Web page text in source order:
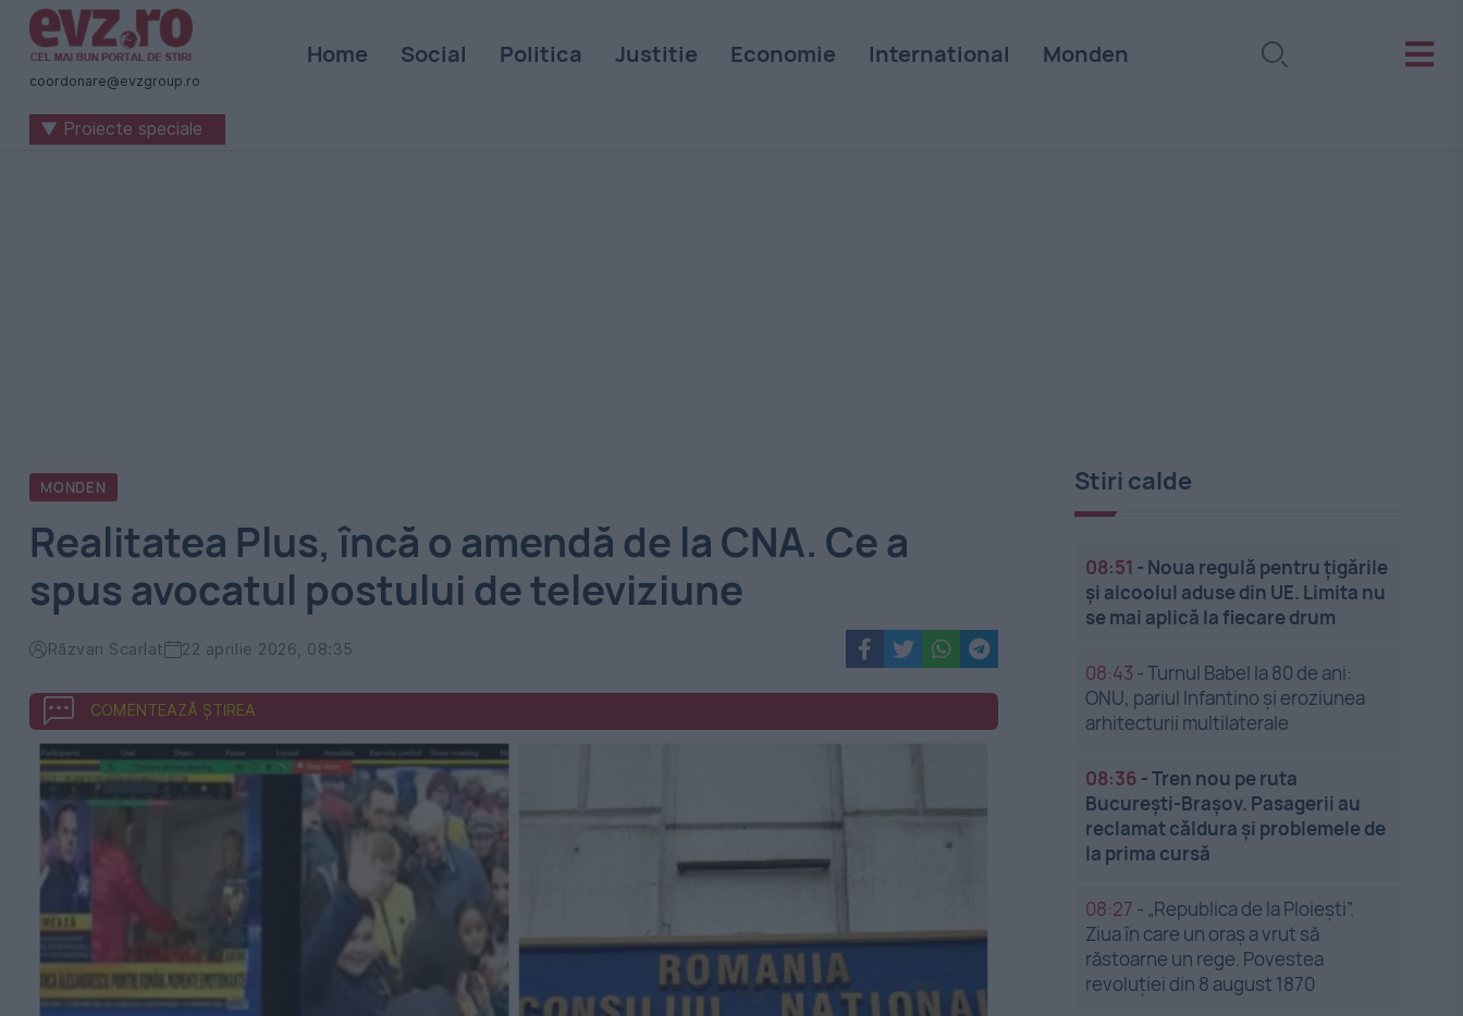
Știri
naționale
internaționale
coordonare@evzgroup.ro
Home Social Politica Justitie Economie International Monden
▼ Proiecte speciale
MONDEN
Realitatea Plus, încă o amendă de la CNA. Ce a
spus avocatul postului de televiziune
Răzvan Scarlat 22 aprilie 2026, 08:35
COMENTEAZĂ ȘTIREA
Stiri calde
08:51 - Noua regulă pentru țigările
și alcoolul aduse din UE. Limita nu
se mai aplică la fiecare drum
08:43 -Turnul Babel la 80 de ani:
ONU, pariul Infantino și eroziunea
arhitecturii multilaterale
08:36 -Tren nou pe ruta
București-Brașov. Pasagerii au
reclamat căldura și problemele de
la prima cursă
08:27 - „Republica de la Ploiești”.
Ziua în care un oraș a vrut să
răstoarne un rege. Povestea
revoluției din 8 august 1870